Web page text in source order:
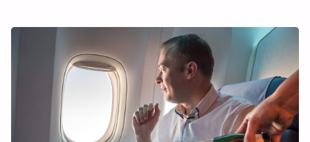
НОВОГО
ИНТЕРЬЕРА
“AIRSPACE